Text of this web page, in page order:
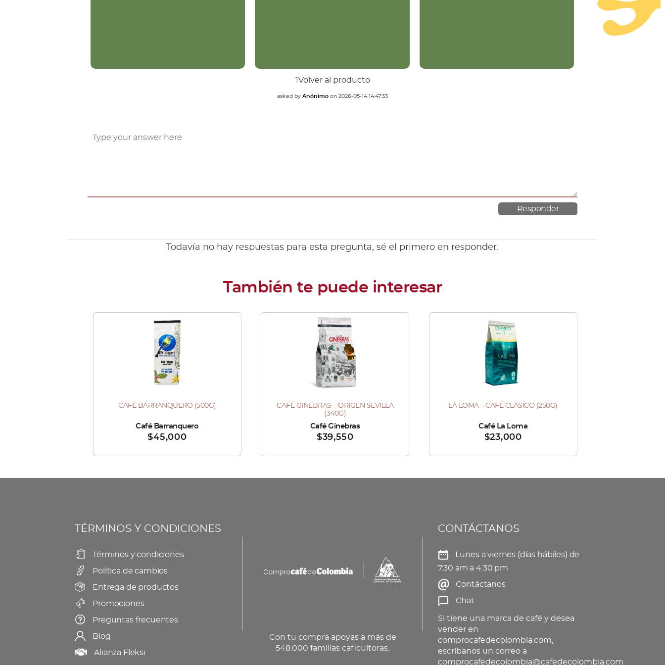
1Volver al producto
asked by Anónimo on 2026-05-14 14:47:33
Todavía no hay respuestas para esta pregunta, sé el primero en responder.
producto
múltiples
variantes.
opciones
se
pueden
elegir
producto
CAFÉ BARRANQUERO (500G)
$45,000
Café Barranquero
múltiples
pueden
en
la
página
de
producto
producto
tiene
múltiples
variantes.
opciones
pueden
elegir
CAFÉ GINEBRAS – ORIGEN SEVILLA
(340G)
$39,550
Café Ginebras
Este
múltiples
la
LA LOMA – CAFÉ CLÁSICO (250G)
$23,000
Vendido por :Café La Loma
TÉRMINOS Y CONDICIONES
Términos y condiciones
Política de cambios
Entrega de productos
Promociones
Preguntas frecuentes
Blog
Alianza Fleksi
Con tu compra apoyas a más de
548.000 familias caficultoras.
CONTÁCTANOS
Lunes a viernes (días hábiles) de
7:30 am a 4:30 pm
Contáctanos
Chat
Si tiene una marca de café y desea
vender en
comprocafedecolombia.com,
escríbanos un correo a
comprocafedecolombia@cafedecolombia.com